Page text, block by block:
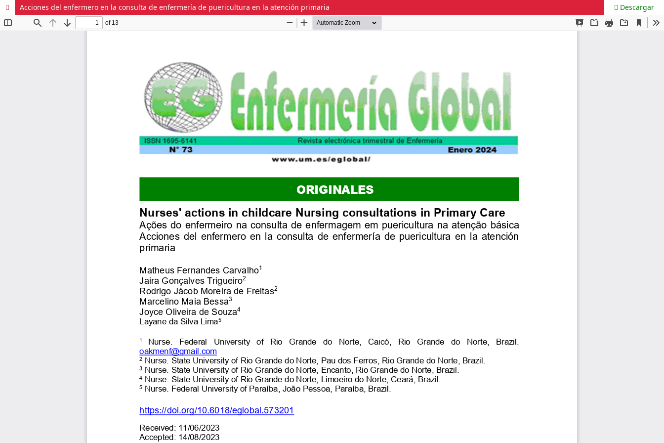
Acciones del enfermero en la consulta de enfermería de puericultura en la atención primaria Descargar